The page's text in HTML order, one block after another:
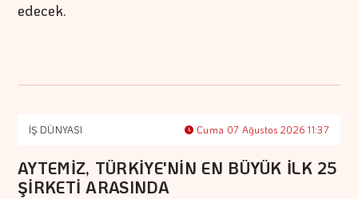
edecek.
İŞ DÜNYASI Cuma 07 Ağustos 2026 11:37
AYTEMİZ, TÜRKİYE'NİN EN BÜYÜK İLK 25
ŞİRKETİ ARASINDA